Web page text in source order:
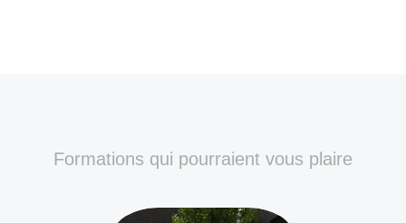
Formations qui pourraient vous plaire